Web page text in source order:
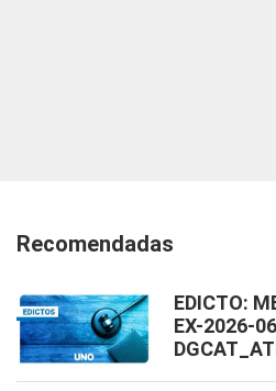
Recomendadas
EDICTO:
EX-2026-